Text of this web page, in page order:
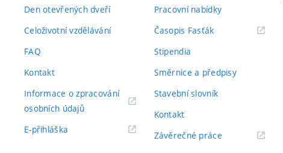
Den otevřených dveří
Celoživotní vzdělávání
FAQ
Kontakt
Informace o zpracování
osobních údajů(externí
E-přihláška
Pracovní nabídky
Časopis Fasťák(externí
Stipendia
Směrnice a předpisy
Stavební slovník
Kontakt
Závěrečné práce(externí